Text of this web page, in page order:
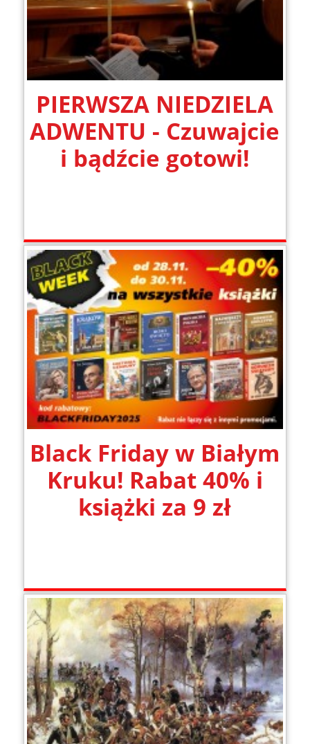
PIERWSZA NIEDZIELA
ADWENTU - Czuwajcie
i bądźcie gotowi!
Black Friday w Białym
Kruku! Rabat 40% i
książki za 9 zł